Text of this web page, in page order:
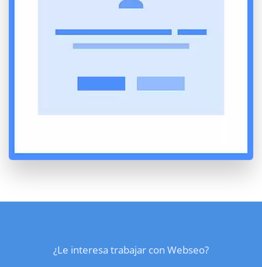
¿Le interesa trabajar con Webseo?